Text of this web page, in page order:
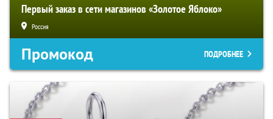
Первый заказ в сети магазинов «Золотое Яблоко»
Россия
Промокод ПОДРОБНЕЕ